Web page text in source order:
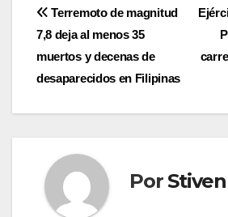
Navegación
de
entradas
Terremoto de magnitud
7,8 deja al menos 35
muertos y decenas de
desaparecidos en Filipinas
Por